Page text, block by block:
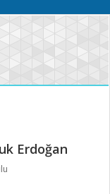
Mobil
Erdoğan